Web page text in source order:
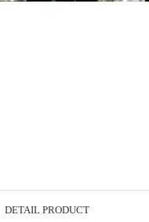
DETAIL PRODUCT